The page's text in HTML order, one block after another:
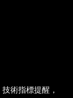
術指標提醒，